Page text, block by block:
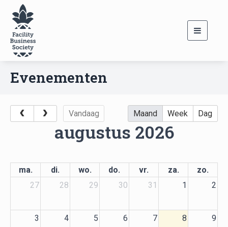
Toggle
Evenementen
Vandaag Maand Week Dag
augustus 2026
ma. di. wo. do. vr. za.
zo.
27
28 29 30 31 1 2
3 4 5 6 7 8 9